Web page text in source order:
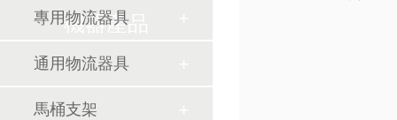
機器產品
專用物流器具
通用物流器具
馬桶支架